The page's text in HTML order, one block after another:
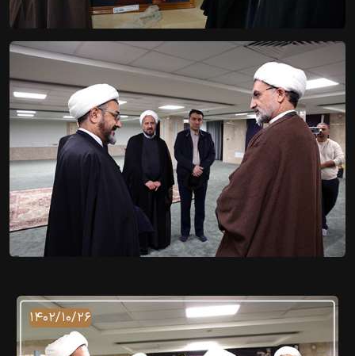
۱۴۰۲/۱۰/۲۶